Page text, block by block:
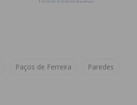
Paços de Ferreira Paredes